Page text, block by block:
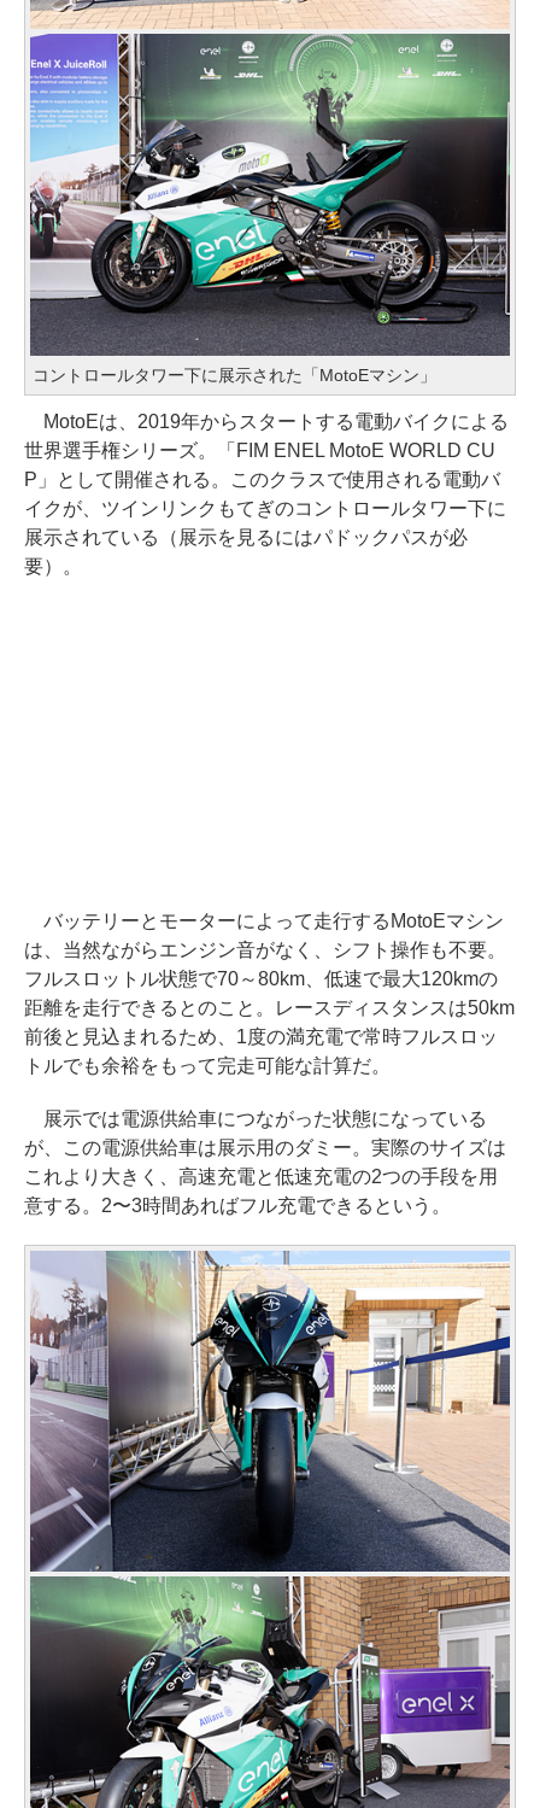
コントロールタワー下に展示された「MotoEマシン」
MotoEは、2019年からスタートする電動バイクによる
世界選手権シリーズ。「FIM ENEL MotoE WORLD CU
P」として開催される。このクラスで使用される電動バ
イクが、ツインリンクもてぎのコントロールタワー下に
展示されている（展示を見るにはパドックパスが必
要）。
バッテリーとモーターによって走行するMotoEマシン
は、当然ながらエンジン音がなく、シフト操作も不要。
フルスロットル状態で70～80km、低速で最大120kmの
距離を走行できるとのこと。レースディスタンスは50km
前後と見込まれるため、1度の満充電で常時フルスロッ
トルでも余裕をもって完走可能な計算だ。
展示では電源供給車につながった状態になっている
が、この電源供給車は展示用のダミー。実際のサイズは
これより大きく、高速充電と低速充電の2つの手段を用
意する。2〜3時間あればフル充電できるという。